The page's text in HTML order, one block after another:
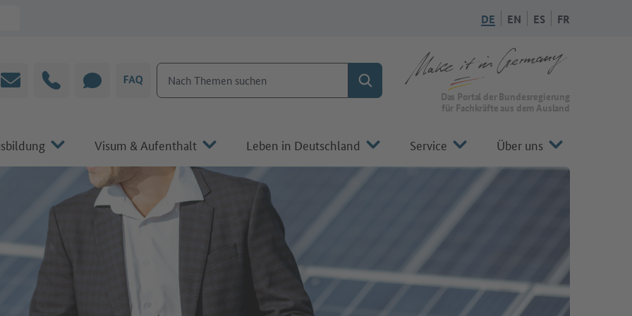
DE EN ES FR
E-Mail HotlineCHAT FAQ
Nach Themen suchen
Suchen Zur Startseite von Make it in Germany
Das Portal der Bundesregierung
für Fachkräfte aus dem Ausland
Visum & Aufenthalt Leben in Deutschland Service Über uns